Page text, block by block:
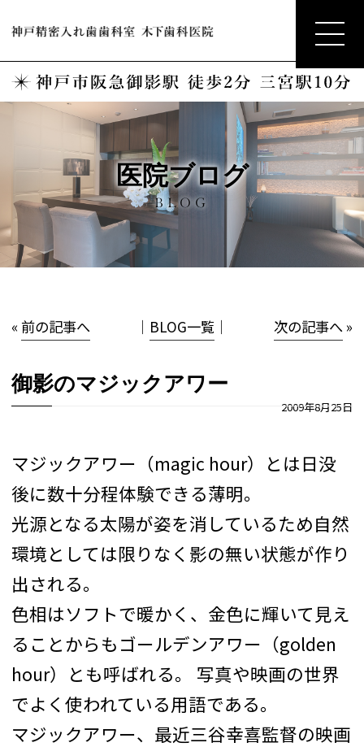
医院ブログ
BLOG
«前の記事へ │ BLOG一覧 │ 次の記事へ»
御影のマジックアワー
2009年8月25日
マジックアワー（magic hour）とは日没
後に数十分程体験できる薄明。
光源となる太陽が姿を消しているため自然
環境としては限りなく影の無い状態が作り
出される。
色相はソフトで暖かく、金色に輝いて見え
ることからもゴールデンアワー（golden
hour）とも呼ばれる。 写真や映画の世界
でよく使われている用語である。
マジックアワー、最近三谷幸喜監督の映画